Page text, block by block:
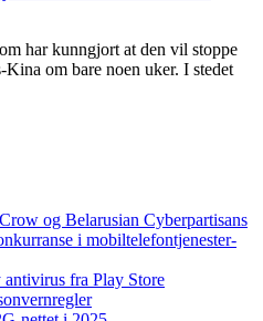
har kunngjort at den vil stoppe
om bare noen uker. I stedet
og Belarusian Cyberpartisans
i mobiltelefontjenester-
fra Play Store